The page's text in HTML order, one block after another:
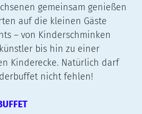
gemeinsam genießen
auf die kleinen Gäste
– von Kinderschminken
bis hin zu einer
Kinderecke. Natürlich darf
nicht fehlen!